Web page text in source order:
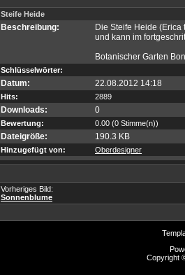
Steife Heide
Beschreibung:
Die Steife Heide
und kann im
Botanischer Garten
Schlüsselwörter:
Datum: 22.08.2012 14:18
Hits: 2889
Downloads: 0
Bewertung: 0.00 (0 Stimme(n))
Dateigröße: 190.3 KB
Hinzugefügt von: Oberdesigner
Vorheriges Bild:
Sonnenblume
Copyright